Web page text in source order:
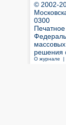
© 2002-
0300
решения
О журнале |